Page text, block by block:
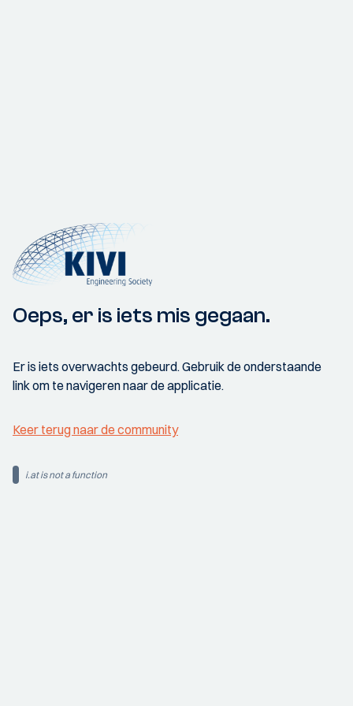
Oeps, er is iets mis gegaan.
Er is iets overwachts gebeurd. Gebruik de onderstaande
link om te navigeren naar de applicatie.
Keer terug naar de community
i.at is not a function